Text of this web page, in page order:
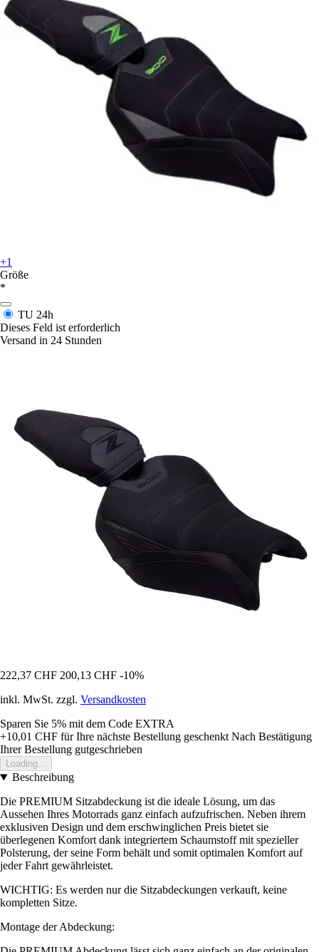
+1
Größe
*
TU 24h
Dieses Feld ist erforderlich
Versand in 24 Stunden
222,37 CHF 200,13 CHF -10%
inkl. MwSt. zzgl. Versandkosten
Sparen Sie 5% mit dem Code EXTRA
+10,01 CHF für Ihre nächste Bestellung geschenkt Nach Bestätigung
Ihrer Bestellung gutgeschrieben
Loading...
Beschreibung
Die PREMIUM Sitzabdeckung ist die ideale Lösung, um das
Aussehen Ihres Motorrads ganz einfach aufzufrischen. Neben ihrem
exklusiven Design und dem erschwinglichen Preis bietet sie
überlegenen Komfort dank integriertem Schaumstoff mit spezieller
Polsterung, der seine Form behält und somit optimalen Komfort auf
jeder Fahrt gewährleistet.
WICHTIG: Es werden nur die Sitzabdeckungen verkauft, keine
kompletten Sitze.
Montage der Abdeckung: